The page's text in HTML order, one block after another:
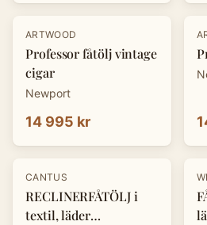
ARTWOOD
Professor fåtölj vintage
cigar
Newport
14 995 kr
-25%
CANTUS
RECLINERFÅTÖLJ i
textil, läder
-